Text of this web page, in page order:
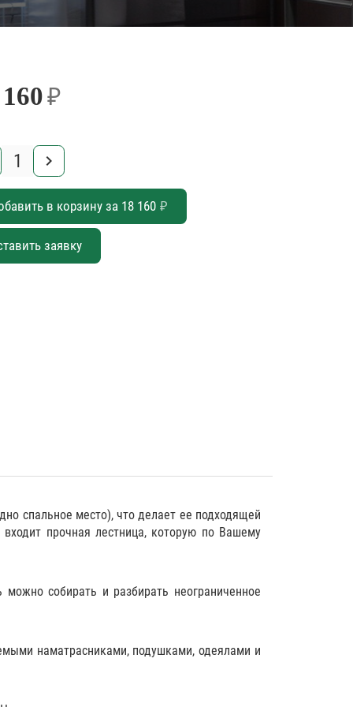
₽
keyboard_arrow_right
в корзину за 18 160 ₽
заявку
спальное место), что делает ее подходящей
прочная лестница, которую по Вашему
собирать и разбирать неограниченное
наматрасниками, подушками,одеялами и